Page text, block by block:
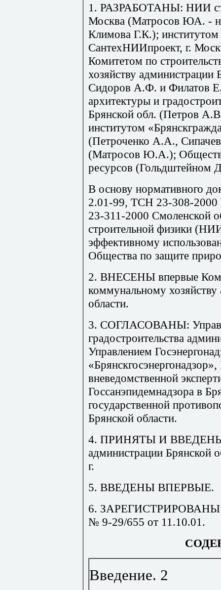
1. РАЗРАБОТАНЫ: НИИ
Москва (Матросов ЮА. -
Климова Г.К.);
СантехНИИпроект, г.
Комитетом по
хозяйству
Сидоров А.Ф. и Филатов
архитектуры и
Брянской обл. (Петров
институтом
(Петроченко А.А.,
(Матросов Ю.А.);
ресурсов (Гольдштейном
В основу нормативного
2.01-99, ТСН 23-308-2000
23-311-2000 Смоленской
строительной физики
эффективному
Общества по защите
2. ВНЕСЕНЫ впервые
коммунальному
области.
3. СОГЛАСОВАНЫ:
градостроительства
Управлением
вневедомственной
Госсанэпидемнадзора в
государственной
Брянской области.
4. ПРИНЯТЫ И ВВЕДЕНЫ в
администрации Брянской
г.
5. ВВЕДЕНЫ ВПЕРВЫЕ.
6. ЗАРЕГИСТРИРОВАНЫ
№ 9-29/655 от 11.10.01.
Введение. 2